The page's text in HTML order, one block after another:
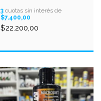
3 cuotas sin interés de
$7.400,00
$22.200,00